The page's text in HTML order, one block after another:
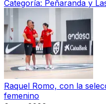
Categoría: Peñaranda y
Raquel Romo, con la
femenino